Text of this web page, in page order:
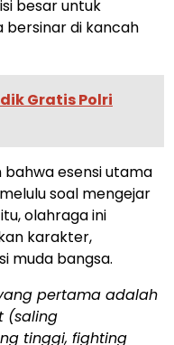
besar untuk
bersinar di kancah
Gratis Polri
bahwa esensi utama
soal mengejar
olahraga ini
karakter,
muda bangsa.
pertama adalah
(saling
tinggi, fighting